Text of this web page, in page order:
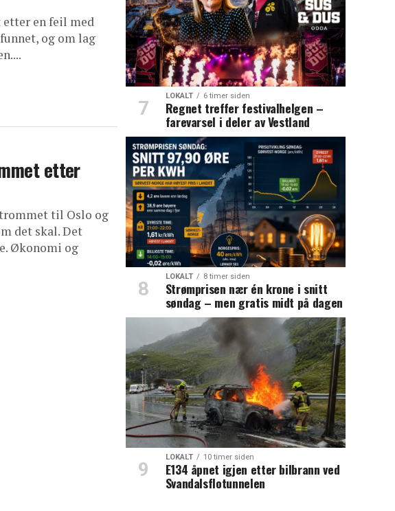
en feil med
og om lag
etter
til Oslo og
det skal. Det
Økonomi og
LOKALT 6 timer siden
Regnet treffer festivalhelgen –
farevarsel i deler av Vestland
LOKALT 8 timer siden
Strømprisen nær én krone i snitt
søndag – men gratis midt på dagen
LOKALT 10 timer siden
E134 åpnet igjen etter bilbrann ved
Svandalsflotunnelen